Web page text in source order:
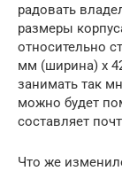
радовать
размеры
относительно
мм (ширина) х
занимать так
можно будет
составляет
Что же